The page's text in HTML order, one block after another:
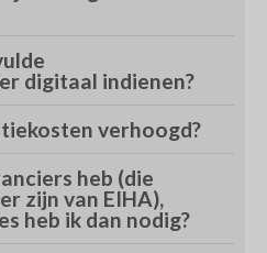
digitaal indienen?
verhoogd?
heb (die
zijn van EIHA),
heb ik dan nodig?